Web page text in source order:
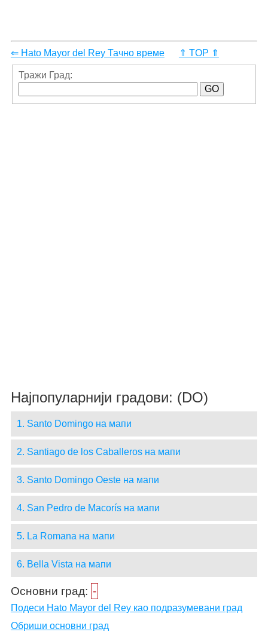
⇐ Hato Mayor del Rey Тачно време ⇑ TOP ⇑
Тражи Град:
Најпопуларнији градови: (DO)
1. Santo Domingo на мапи
2. Santiago de los Caballeros на мапи
3. Santo Domingo Oeste на мапи
4. San Pedro de Macorís на мапи
5. La Romana на мапи
6. Bella Vista на мапи
Основни град: -
Подеси Hato Mayor del Rey као подразумевани град
Обриши основни град